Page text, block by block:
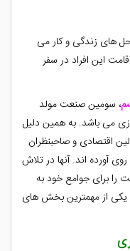
های زندگی و کار می
این افراد در سفر
، سومین صنعت مولد
می باشد. به همین دلیل
اقتصادی و صاحبنظران
آورده اند. آنها در تلاش
را برای جوامع خود به
یکی از مهمترین بخش های